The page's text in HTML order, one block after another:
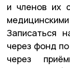
и членов их
Записаться
через фонд
через